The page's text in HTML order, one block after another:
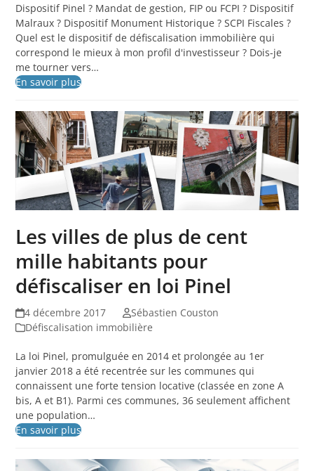
Dispositif Pinel ? Mandat de gestion, FIP ou FCPI ? Dispositif
Malraux ? Dispositif Monument Historique ? SCPI Fiscales ?
Quel est le dispositif de défiscalisation immobilière qui
correspond le mieux à mon profil d'investisseur ? Dois-je
me tourner vers…
En savoir plus
Les villes de plus de cent
mille habitants pour
défiscaliser en loi Pinel
4 décembre 2017
Sébastien Couston
Défiscalisation immobilière
La loi Pinel, promulguée en 2014 et prolongée au 1er
janvier 2018 a été recentrée sur les communes qui
connaissent une forte tension locative (classée en zone A
bis, A et B1). Parmi ces communes, 36 seulement affichent
une population…
En savoir plus